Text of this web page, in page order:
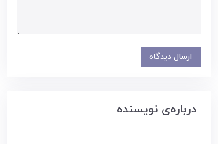
ارسال دیدگاه
درباره‌ی نویسنده